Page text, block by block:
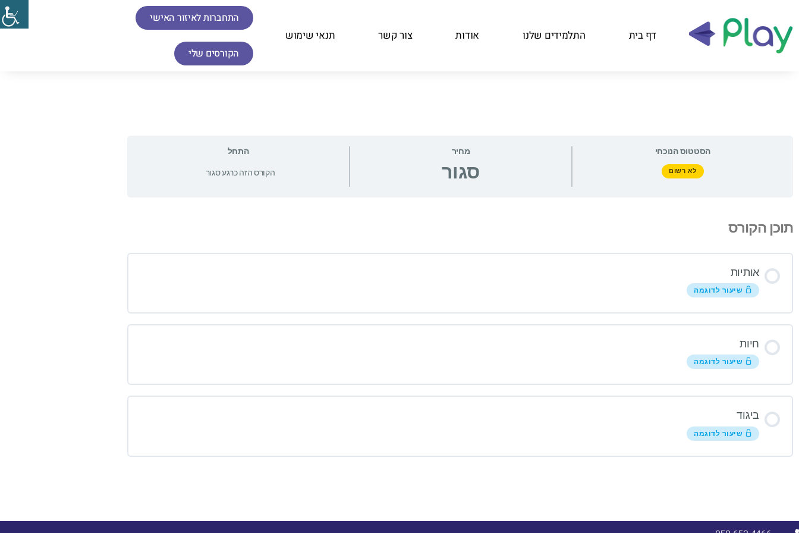
דף בית התלמידים שלנו אודות צור קשר תנאי שימוש
התחברות לאיזור האישי
הקורסים שלי
הסטטוס הנוכחי
לא רשום
מחיר
סגור
התחל
הקורס הזה כרגע סגור
תוכן הקורס
אותיות
שיעור לדוגמה
חיות
שיעור לדוגמה
ביגוד
שיעור לדוגמה